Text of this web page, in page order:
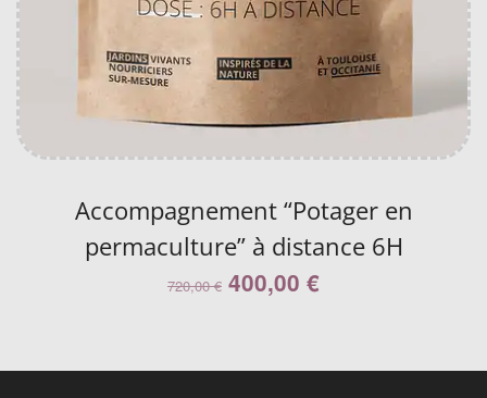
Accompagnement “Potager en
permaculture” à distance 6H
720,00€ 400,00 €